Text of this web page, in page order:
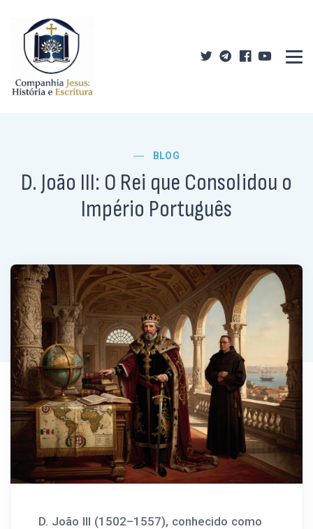
BLOG
D. João III: O Rei que Consolidou o
Império Português
D. João III (1502–1557), conhecido como